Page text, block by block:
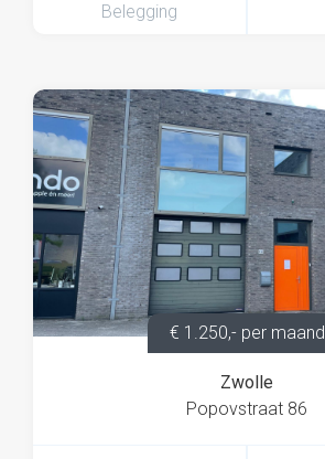
Belegging
€ 1.250,- per maand
Zwolle
Popovstraat 86